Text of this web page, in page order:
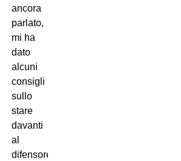
ancora
parlato,
mi ha
dato
alcuni
consigli
sullo
stare
davanti
al
difensore